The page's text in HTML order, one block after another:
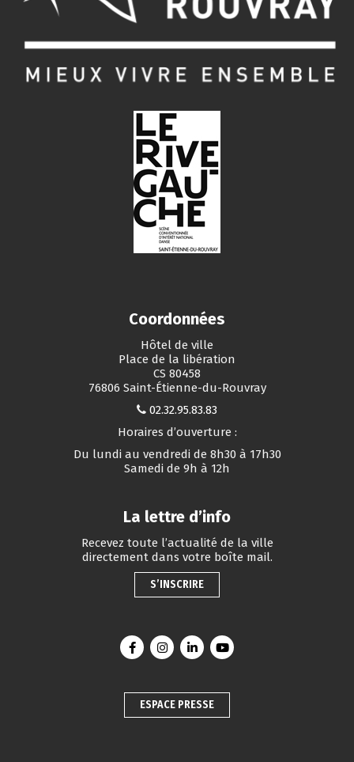
Coordonnées
Hôtel de ville
Place de la libération
CS 80458
76806 Saint-Étienne-du-Rouvray
02.32.95.83.83
Horaires d’ouverture :
Du lundi au vendredi de 8h30 à 17h30
Samedi de 9h à 12h
La lettre d’info
Recevez toute l’actualité de la ville
directement dans votre boîte mail.
S’INSCRIRE
Lien vers le compte Facebook
Lien vers le compte Instagram
Lien vers le compte Linkedin
Lien vers la chaîne
ESPACE PRESSE